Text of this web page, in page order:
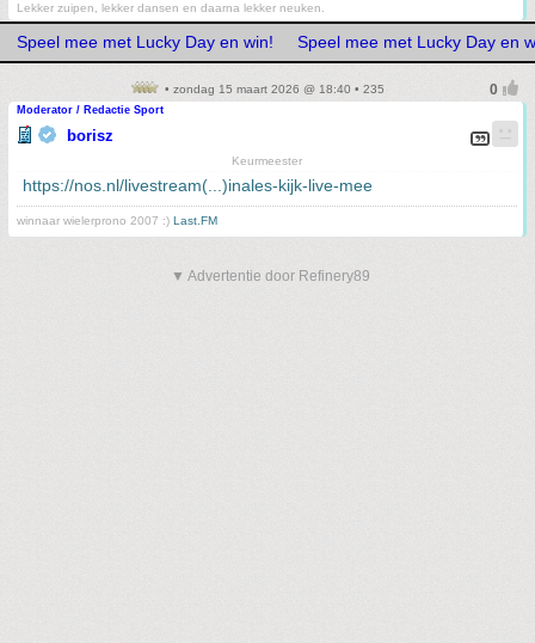
Lekker zuipen, lekker dansen en daarna lekker neuken.
Speel mee met Lucky Day en win! Speel mee met Lucky Day en
• zondag 15 maart 2026 @ 18:40 • 235
Moderator / Redactie Sport
borisz
Keurmeester
https://nos.nl/livestream(...)inales-kijk-live-mee
winnaar wielerprono 2007 :) Last.FM
▼ Advertentie door Refinery89